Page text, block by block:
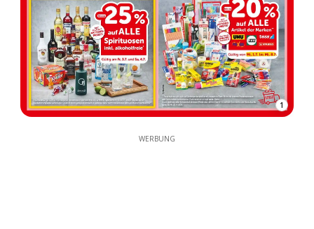
1
WERBUNG